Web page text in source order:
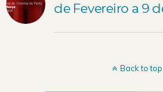
de Fevereiro a 9
Back to top